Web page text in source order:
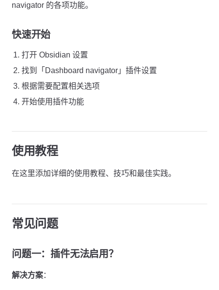
navigator 的各项功能。
快速开始
打开 Obsidian 设置
找到「Dashboard navigator」插件设置
根据需要配置相关选项
开始使用插件功能
使用教程
在这里添加详细的使用教程、技巧和最佳实践。
常见问题
问题一：插件无法启用？
解决方案：